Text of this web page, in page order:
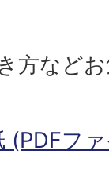
方など
(PDFフ